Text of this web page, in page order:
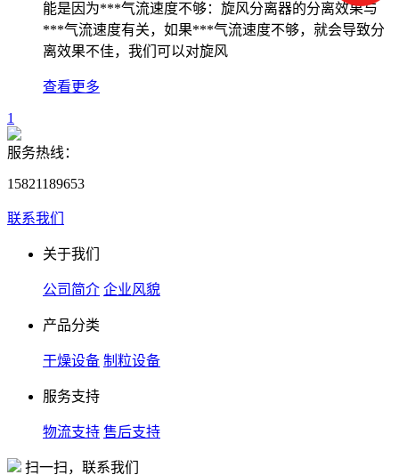
能是因为***气流速度不够：旋风分离器的分离效果与
***气流速度有关，如果***气流速度不够，就会导致分
离效果不佳，我们可以对旋风
查看更多
1
服务热线：
15821189653
联系我们
关于我们
公司简介 企业风貌
产品分类
干燥设备 制粒设备
服务支持
物流支持 售后支持
扫一扫，联系我们